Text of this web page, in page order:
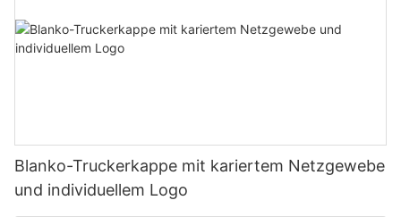
Blanko-Truckerkappe mit kariertem Netzgewebe
und individuellem Logo